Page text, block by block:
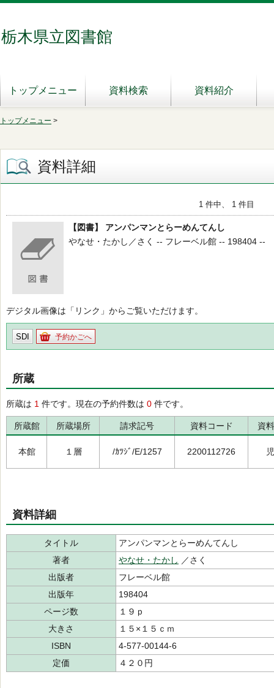
栃木県立図書館
トップメニュー 資料検索 資料紹介
トップメニュー >
資料詳細
1 件中、 1 件目
【図書】 アンパンマンとらーめんてんし
やなせ・たかし／さく -- フレーベル館 -- 198404 --
デジタル画像は「リンク」からご覧いただけます。
SDI 予約かごへ
所蔵
所蔵は 1 件です。現在の予約件数は 0 件です。
所蔵館 所蔵場所 請求記号 資料コード 資
本館 １層 /ｶﾂｼﾞ/E/1257 2200112726
資料詳細
タイトル
アンパンマンとらーめんてんし
著者
やなせ・たかし ／さく
出版者
フレーベル館
出版年
198404
ページ数
１９ｐ
大きさ
１５×１５ｃｍ
ISBN
4-577-00144-6
定価
４２０円